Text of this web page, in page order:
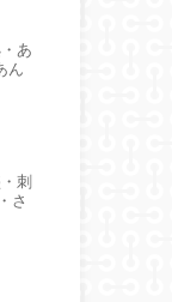
あ
ん
刺
さ